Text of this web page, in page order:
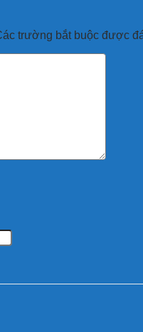
trường bắt buộc được